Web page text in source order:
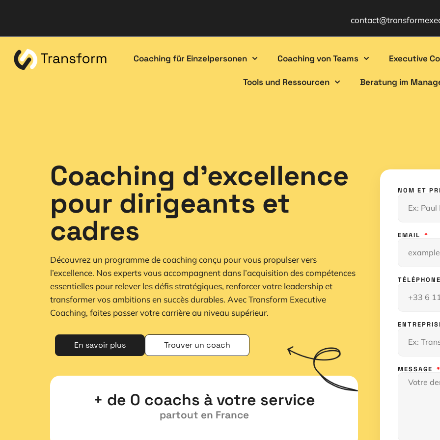
Coaching für Einzelpersonen Coaching von Teams Executive
Tools und Ressourcen Beratung im
Coaching d'excellence
pour dirigeants et
cadres
Découvrez un programme de coaching conçu pour vous propulser vers
l’excellence. Nos experts vous accompagnent dans l’acquisition des compétences
essentielles pour relever les défis stratégiques, renforcer votre leadership et
transformer vos ambitions en succès durables. Avec Transform Executive
Coaching, faites passer votre carrière au niveau supérieur.
En savoir plus Trouver un coach
+ de 0 coachs à votre service
partout en France
NOM ET
EMAIL
MESSAGE